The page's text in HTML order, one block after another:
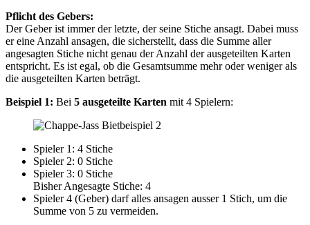
Pflicht des Gebers:
Der Geber ist immer der letzte, der seine Stiche ansagt. Dabei muss
er eine Anzahl ansagen, die sicherstellt, dass die Summe aller
angesagten Stiche nicht genau der Anzahl der ausgeteilten Karten
entspricht. Es ist egal, ob die Gesamtsumme mehr oder weniger als
die ausgeteilten Karten beträgt.
Beispiel 1: Bei 5 ausgeteilte Karten mit 4 Spielern:
Spieler 1: 4 Stiche
Spieler 2: 0 Stiche
Spieler 3: 0 Stiche
Bisher Angesagte Stiche: 4
Spieler 4 (Geber) darf alles ansagen ausser 1 Stich, um die
Summe von 5 zu vermeiden.